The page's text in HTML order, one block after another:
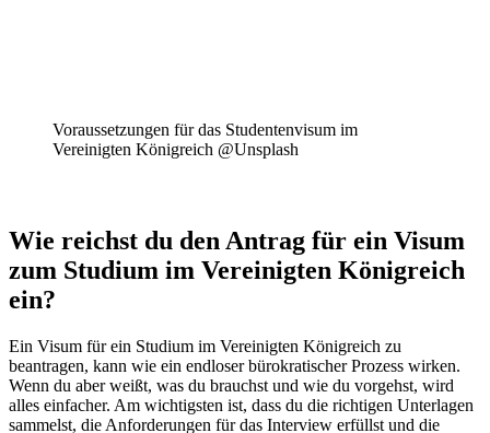
Voraussetzungen für das Studentenvisum im
Vereinigten Königreich @Unsplash
Wie reichst du den Antrag für ein Visum
zum Studium im Vereinigten Königreich
ein?
Ein Visum für ein Studium im Vereinigten Königreich zu
beantragen, kann wie ein endloser bürokratischer Prozess wirken.
Wenn du aber weißt, was du brauchst und wie du vorgehst, wird
alles einfacher. Am wichtigsten ist, dass du die richtigen Unterlagen
sammelst, die Anforderungen für das Interview erfüllst und die